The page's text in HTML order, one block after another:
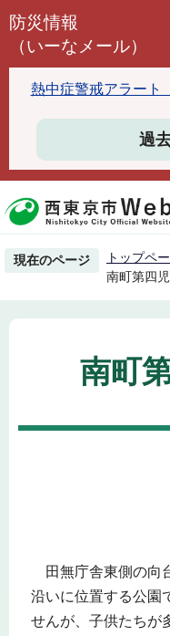
こ
頭
で
防災情報
（いーなメール）
熱中症警戒アラート
過
現在のページ トップペ
南町第四
南町
田無庁舎東側の向
沿いに位置する公園
せんが、子供たちが